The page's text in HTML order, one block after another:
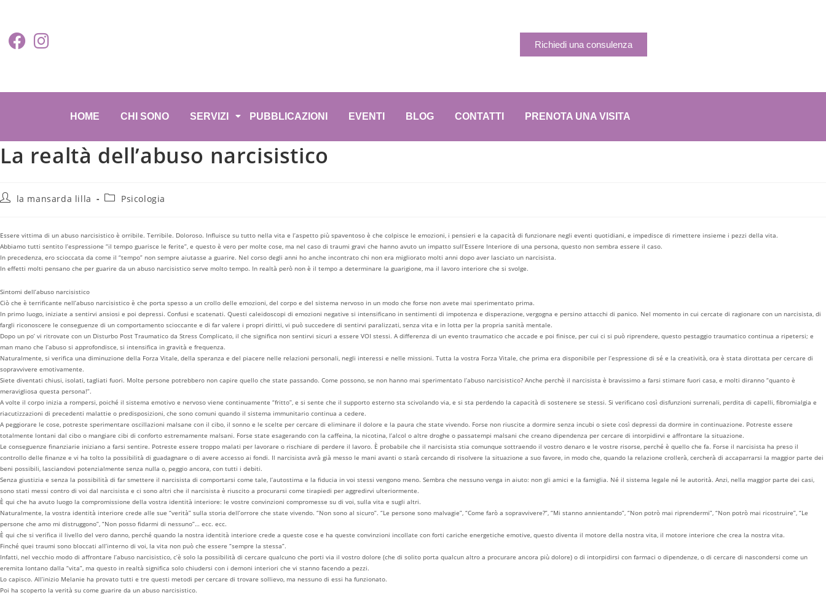
Richiedi una consulenza
HOME CHI SONO SERVIZI PUBBLICAZIONI EVENTI BLOG CONTATTI PRENOTA UNA VISITA
La realtà dell’abuso narcisistico
la mansarda lilla Psicologia
Essere vittima di un abuso narcisistico è orribile. Terribile. Doloroso. Influisce su tutto nella vita e l’aspetto più spaventoso è che colpisce le emozioni, i pensieri e la capacità di funzionare negli eventi quotidiani, e impedisce di rimettere insieme i pezzi della vita.
Abbiamo tutti sentito l’espressione “il tempo guarisce le ferite”, e questo è vero per molte cose, ma nel caso di traumi gravi che hanno avuto un impatto sull’Essere Interiore di una persona, questo non sembra essere il caso.
In precedenza, ero scioccata da come il “tempo” non sempre aiutasse a guarire. Nel corso degli anni ho anche incontrato chi non era migliorato molti anni dopo aver lasciato un narcisista.
In effetti molti pensano che per guarire da un abuso narcisistico serve molto tempo. In realtà però non è il tempo a determinare la guarigione, ma il lavoro interiore che si svolge.
Sintomi dell’abuso narcisistico
Ciò che è terrificante nell’abuso narcisistico è che porta spesso a un crollo delle emozioni, del corpo e del sistema nervoso in un modo che forse non avete mai sperimentato prima.
In primo luogo, iniziate a sentirvi ansiosi e poi depressi. Confusi e scatenati. Questi caleidoscopi di emozioni negative si intensificano in sentimenti di impotenza e disperazione, vergogna e persino attacchi di panico. Nel momento in cui cercate di ragionare con un narcisista, di
fargli riconoscere le conseguenze di un comportamento scioccante e di far valere i propri diritti, vi può succedere di sentirvi paralizzati, senza vita e in lotta per la propria sanità mentale.
Dopo un po’ vi ritrovate con un Disturbo Post Traumatico da Stress Complicato, il che significa non sentirvi sicuri a essere VOI stessi. A differenza di un evento traumatico che accade e poi finisce, per cui ci si può riprendere, questo pestaggio traumatico continua a ripetersi; e
man mano che l’abuso si approfondisce, si intensifica in gravità e frequenza.
Naturalmente, si verifica una diminuzione della Forza Vitale, della speranza e del piacere nelle relazioni personali, negli interessi e nelle missioni. Tutta la vostra Forza Vitale, che prima era disponibile per l’espressione di sé e la creatività, ora è stata dirottata per cercare di
sopravvivere emotivamente.
Siete diventati chiusi, isolati, tagliati fuori. Molte persone potrebbero non capire quello che state passando. Come possono, se non hanno mai sperimentato l’abuso narcisistico? Anche perchè il narcisista è bravissimo a farsi stimare fuori casa, e molti diranno “quanto è
meravigliosa questa persona!”.
A volte il corpo inizia a rompersi, poiché il sistema emotivo e nervoso viene continuamente “fritto”, e si sente che il supporto esterno sta scivolando via, e si sta perdendo la capacità di sostenere se stessi. Si verificano così disfunzioni surrenali, perdita di capelli, fibromialgia e
riacutizzazioni di precedenti malattie o predisposizioni, che sono comuni quando il sistema immunitario continua a cedere.
A peggiorare le cose, potreste sperimentare oscillazioni malsane con il cibo, il sonno e le scelte per cercare di eliminare il dolore e la paura che state vivendo. Forse non riuscite a dormire senza incubi o siete così depressi da dormire in continuazione. Potreste essere
totalmente lontani dal cibo o mangiare cibi di conforto estremamente malsani. Forse state esagerando con la caffeina, la nicotina, l’alcol o altre droghe o passatempi malsani che creano dipendenza per cercare di intorpidirvi e affrontare la situazione.
Le conseguenze finanziarie iniziano a farsi sentire. Potreste essere troppo malati per lavorare o rischiare di perdere il lavoro. È probabile che il narcisista stia comunque sottraendo il vostro denaro e le vostre risorse, perché è quello che fa. Forse il narcisista ha preso il
controllo delle finanze e vi ha tolto la possibilità di guadagnare o di avere accesso ai fondi. Il narcisista avrà già messo le mani avanti o starà cercando di risolvere la situazione a suo favore, in modo che, quando la relazione crollerà, cercherà di accaparrarsi la maggior parte dei
beni possibili, lasciandovi potenzialmente senza nulla o, peggio ancora, con tutti i debiti.
Senza giustizia e senza la possibilità di far smettere il narcisista di comportarsi come tale, l’autostima e la fiducia in voi stessi vengono meno. Sembra che nessuno venga in aiuto: non gli amici e la famiglia. Né il sistema legale né le autorità. Anzi, nella maggior parte dei casi,
sono stati messi contro di voi dal narcisista e ci sono altri che il narcisista è riuscito a procurarsi come tirapiedi per aggredirvi ulteriormente.
È qui che ha avuto luogo la compromissione della vostra identità interiore: le vostre convinzioni compromesse su di voi, sulla vita e sugli altri.
Naturalmente, la vostra identità interiore crede alle sue “verità” sulla storia dell’orrore che state vivendo. “Non sono al sicuro”. “Le persone sono malvagie”, “Come farò a sopravvivere?”, “Mi stanno annientando”, “Non potrò mai riprendermi”, “Non potrò mai ricostruire”, “Le
persone che amo mi distruggono”, “Non posso fidarmi di nessuno”… ecc. ecc.
È qui che si verifica il livello del vero danno, perché quando la nostra identità interiore crede a queste cose e ha queste convinzioni incollate con forti cariche energetiche emotive, questo diventa il motore della nostra vita, il motore interiore che crea la nostra vita.
Finché quei traumi sono bloccati all’interno di voi, la vita non può che essere “sempre la stessa”.
Infatti, nel vecchio modo di affrontare l’abuso narcisistico, c’è solo la possibilità di cercare qualcuno che porti via il vostro dolore (che di solito porta qualcun altro a procurare ancora più dolore) o di intorpidirsi con farmaci o dipendenze, o di cercare di nascondersi come un
eremita lontano dalla “vita”, ma questo in realtà significa solo chiudersi con i demoni interiori che vi stanno facendo a pezzi.
Lo capisco. All’inizio Melanie ha provato tutti e tre questi metodi per cercare di trovare sollievo, ma nessuno di essi ha funzionato.
Poi ha scoperto la verità su come guarire da un abuso narcisistico.